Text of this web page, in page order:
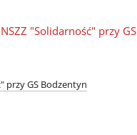
"Solidarność" przy
przy GS Bodzentyn